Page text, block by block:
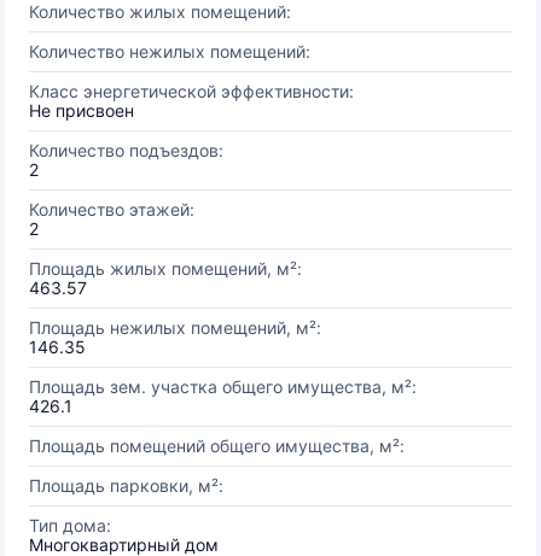
Количество жилых помещений:
Количество нежилых помещений:
Класс энергетической эффективности:
Не присвоен
Количество подъездов:
2
Количество этажей:
2
Площадь жилых помещений, м²:
463.57
Площадь нежилых помещений, м²:
146.35
Площадь зем. участка общего имущества, м²:
426.1
Площадь помещений общего имущества, м²:
Площадь парковки, м²:
Тип дома:
Многоквартирный дом